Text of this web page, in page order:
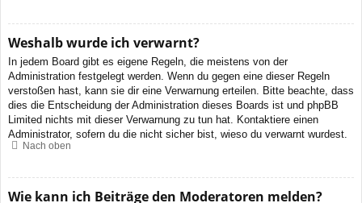
Weshalb wurde ich verwarnt?
In jedem Board gibt es eigene Regeln, die meistens von der
Administration festgelegt werden. Wenn du gegen eine dieser Regeln
verstoßen hast, kann sie dir eine Verwarnung erteilen. Bitte beachte, dass
dies die Entscheidung der Administration dieses Boards ist und phpBB
Limited nichts mit dieser Verwarnung zu tun hat. Kontaktiere einen
Administrator, sofern du die nicht sicher bist, wieso du verwarnt wurdest.
Nach oben
Wie kann ich Beiträge den Moderatoren melden?